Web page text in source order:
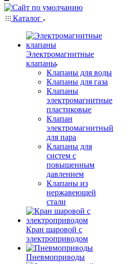
Каталог
Электромагнитные
клапаны
Клапаны для воды
Клапаны для газа
Клапаны
электромагнитные
пластиковые
Клапан
электромагнитный
для пара
Клапаны для
систем с
повышенным
давлением
Клапаны из
нержавеющей
стали
Кран шаровой с
электроприводом
Пневмоприводы